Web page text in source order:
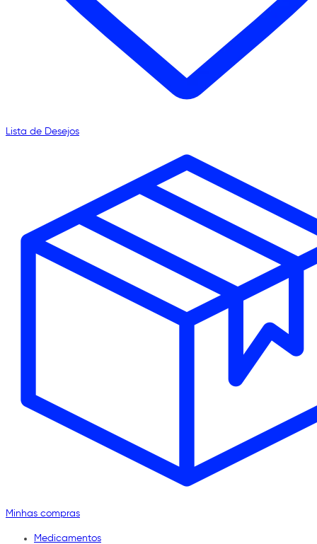
Lista de Desejos
Minhas compras
Medicamentos